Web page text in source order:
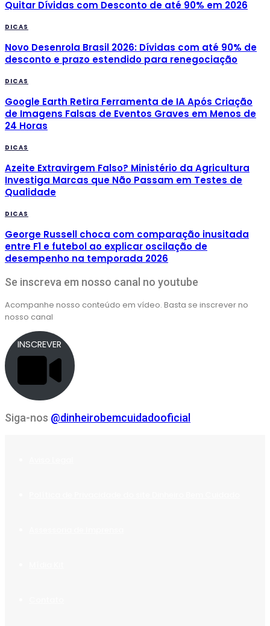
Quitar Dívidas com Desconto de até 90% em 2026
DICAS
Novo Desenrola Brasil 2026: Dívidas com até 90% de
desconto e prazo estendido para renegociação
DICAS
Google Earth Retira Ferramenta de IA Após Criação
de Imagens Falsas de Eventos Graves em Menos de
24 Horas
DICAS
Azeite Extravirgem Falso? Ministério da Agricultura
Investiga Marcas que Não Passam em Testes de
Qualidade
DICAS
George Russell choca com comparação inusitada
entre F1 e futebol ao explicar oscilação de
desempenho na temporada 2026
Se inscreva em nosso canal no youtube
Acompanhe nosso conteúdo em vídeo. Basta se inscrever no
nosso canal
INSCREVER
Siga-nos @dinheirobemcuidadooficial